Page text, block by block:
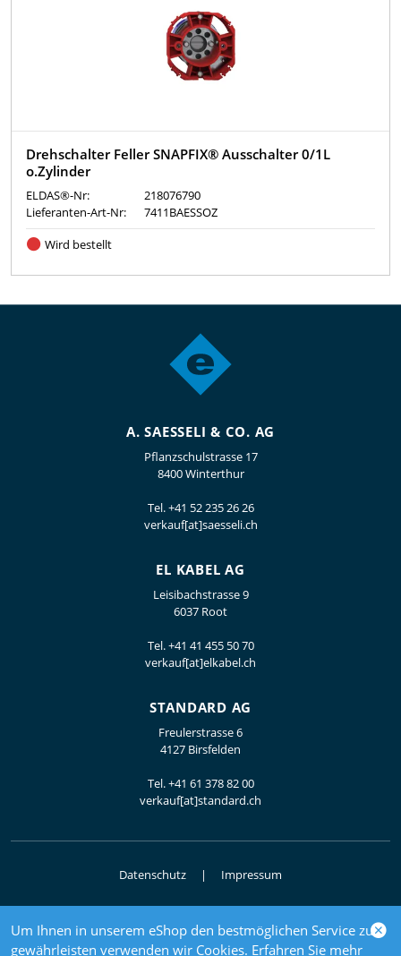
Um Ihnen in unserem eShop den bestmöglichen Service zu
gewährleisten verwenden wir Cookies. Erfahren Sie mehr
Drehschalter Feller SNAPFIX® Ausschalter 0/1L
o.Zylinder
ELDAS®-Nr:
218076790
Lieferanten-Art-Nr:
7411BAESSOZ
Wird bestellt
A. SAESSELI & CO. AG
Pflanzschulstrasse 17
8400 Winterthur
Tel.+41 52 235 26 26
verkauf[at]saesseli.ch
EL KABEL AG
Leisibachstrasse 9
6037 Root
Tel.+41 41 455 50 70
verkauf[at]elkabel.ch
STANDARD AG
Freulerstrasse 6
4127 Birsfelden
Tel.+41 61 378 82 00
verkauf[at]standard.ch
Datenschutz Impressum
© 2026 Elektrogrosshandel